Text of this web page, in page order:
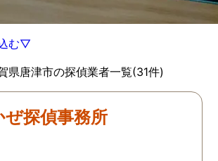
む▽
県唐津市の探偵業者一覧(31件)
ぜ探偵事務所